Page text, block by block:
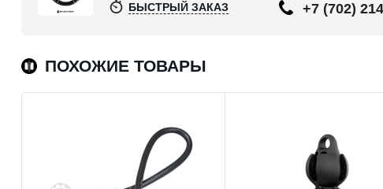
БЫСТРЫЙ ЗАКАЗ +7 (702)
ПОХОЖИЕ ТОВАРЫ